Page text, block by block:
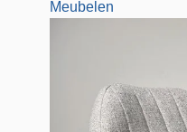
Meubelen